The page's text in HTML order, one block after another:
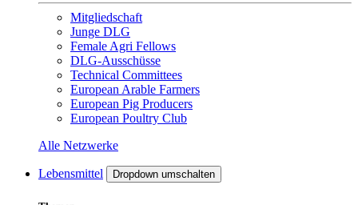
Mitgliedschaft
Junge DLG
Female Agri Fellows
DLG-Ausschüsse
Technical Committees
European Arable Farmers
European Pig Producers
European Poultry Club
Alle Netzwerke
Lebensmittel Dropdown umschalten